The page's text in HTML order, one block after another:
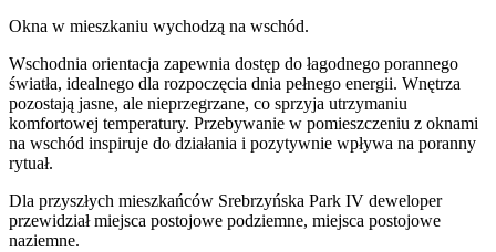
Okna w mieszkaniu wychodzą na wschód.
Wschodnia orientacja zapewnia dostęp do łagodnego porannego
światła, idealnego dla rozpoczęcia dnia pełnego energii. Wnętrza
pozostają jasne, ale nieprzegrzane, co sprzyja utrzymaniu
komfortowej temperatury. Przebywanie w pomieszczeniu z oknami
na wschód inspiruje do działania i pozytywnie wpływa na poranny
rytuał.
Dla przyszłych mieszkańców Srebrzyńska Park IV deweloper
przewidziałmiejsca postojowe podziemne, miejsca postojowe
naziemne.